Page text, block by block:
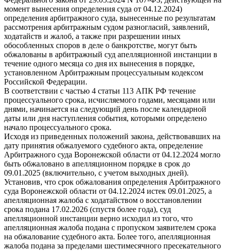
момент вынесения определения суда от 04.12.2024)
определения арбитражного суда, вынесенные по результатам
рассмотрения арбитражным судом разногласий, заявлений,
ходатайств и жалоб, а также при разрешении иных
обособленных споров в деле о банкротстве, могут быть
обжалованы в арбитражный суд апелляционной инстанции в
течение одного месяца со дня их вынесения в порядке,
установленном Арбитражным процессуальным кодексом
Российской Федерации.
В соответствии с частью 4 статьи 113 АПК РФ течение
процессуального срока, исчисляемого годами, месяцами или
днями, начинается на следующий день после календарной
даты или дня наступления события, которыми определено
начало процессуального срока.
Исходя из приведенных положений закона, действовавших на
дату принятия обжалуемого судебного акта, определение
Арбитражного суда Воронежской области от 04.12.2024 могло
быть обжаловано в апелляционном порядке в срок до
09.01.2025 (включительно, с учетом выходных дней).
Установив, что срок обжалования определения Арбитражного
суда Воронежской области от 04.12.2024 истек 09.01.2025, а
апелляционная жалоба с ходатайством о восстановлении
срока подана 17.02.2026 (спустя более года), суд
апелляционной инстанции верно исходил из того, что
апелляционная жалоба подана с пропуском заявителем срока
на обжалование судебного акта. Более того, апелляционная
жалоба подана за пределами шестимесячного пресекательного